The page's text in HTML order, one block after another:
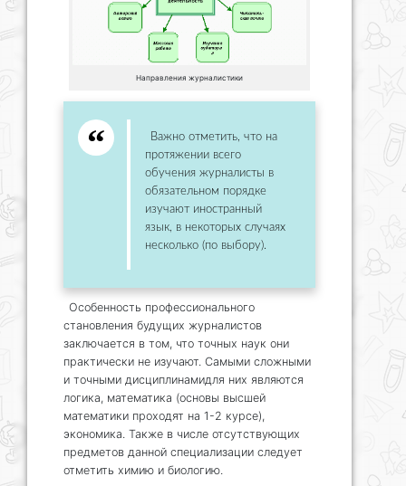
Направления журналистики
Важно отметить, что на
протяжении всего
обучения журналисты в
обязательном порядке
изучают иностранный
язык, в некоторых случаях
несколько (по выбору).
Особенность профессионального
становления будущих журналистов
заключается в том, что точных наук они
практически не изучают. Самыми сложными
и точными дисциплинамидля них являются
логика, математика (основы высшей
математики проходят на 1-2 курсе),
экономика. Также в числе отсутствующих
предметов данной специализации следует
отметить химию и биологию.